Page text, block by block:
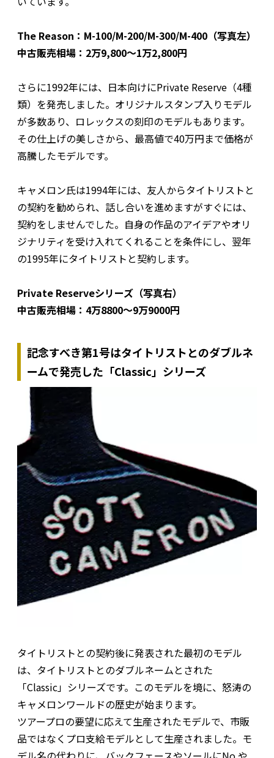
The Reason：M-100/M-200/M-300/M-400（写真左）
中古販売相場：2万9,800～1万2,800円
さらに1992年には、日本向けにPrivate Reserve（4種
類）を発売しました。オリジナルスタンプ入りモデル
が多数あり、ロレックスの刻印のモデルもあります。
その仕上げの美しさから、最高値で40万円まで価格が
高騰したモデルです。
キャメロン氏は1994年には、友人からタイトリストと
の契約を勧められ、話し合いを進めますがすぐには、
契約をしませんでした。自身の作品のアイデアやオリ
ジナリティを受け入れてくれることを条件にし、翌年
の1995年にタイトリストと契約します。
Private Reserveシリーズ（写真右）
中古販売相場：4万8800〜9万9000円
記念すべき第1号はタイトリストとのダブルネ
ームで発売した「Classic」シリーズ
タイトリストとの契約後に発表された最初のモデル
は、タイトリストとのダブルネームとされた
「Classic」シリーズです。このモデルを境に、怒涛の
キャメロンワールドの歴史が始まります。
ツアープロの要望に応えて生産されたモデルで、市販
品ではなくプロ支給モデルとして生産されました。モ